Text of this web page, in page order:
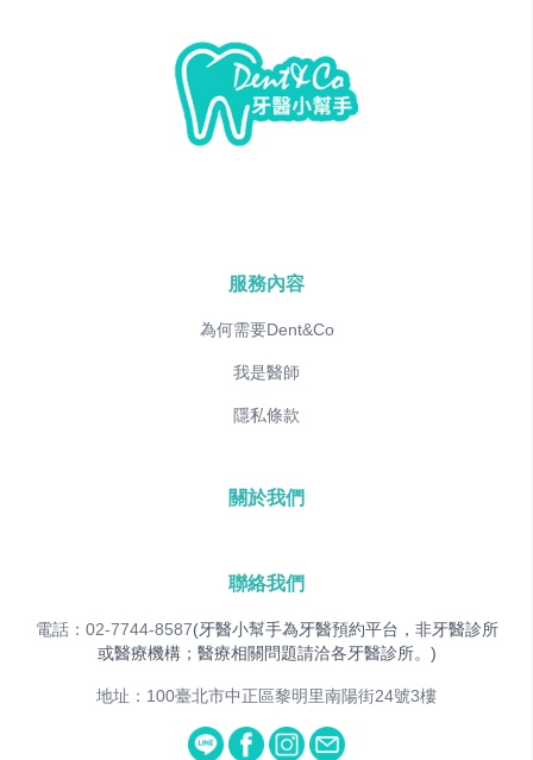
服務內容
為何需要Dent&Co
我是醫師
隱私條款
關於我們
聯絡我們
電話：02-7744-8587(牙醫小幫手為牙醫預約平台，非牙醫診所
或醫療機構；醫療相關問題請洽各牙醫診所。)
地址：100臺北市中正區黎明里南陽街24號3樓